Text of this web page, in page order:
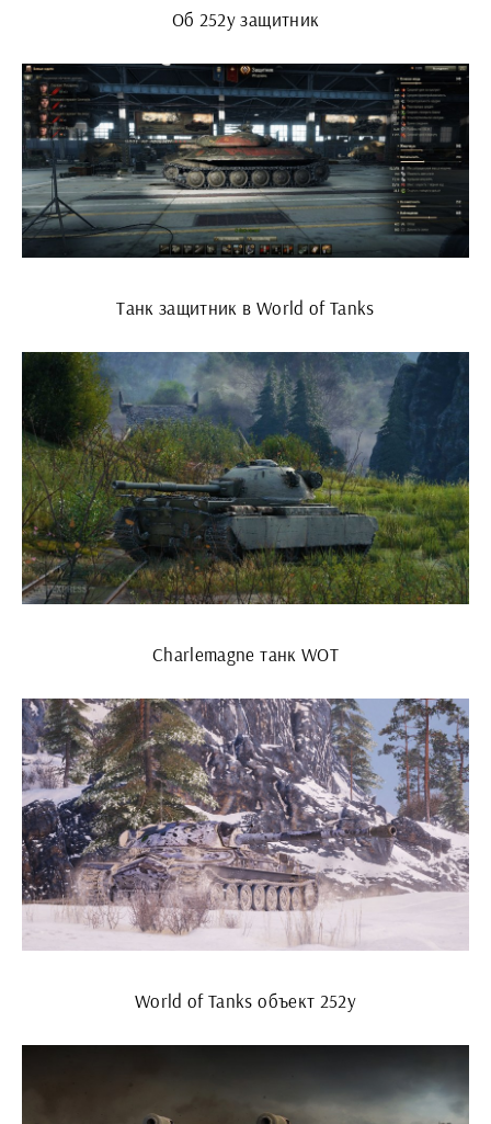
Об 252у защитник
Танк защитник в World of Tanks
Charlemagne танк WOT
World of Tanks объект 252у